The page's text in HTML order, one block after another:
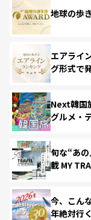
地球の歩
エアライ
グ形式で
Next韓国
グルメ・
旬な“あ
載 MY
今、こん
年絶対行